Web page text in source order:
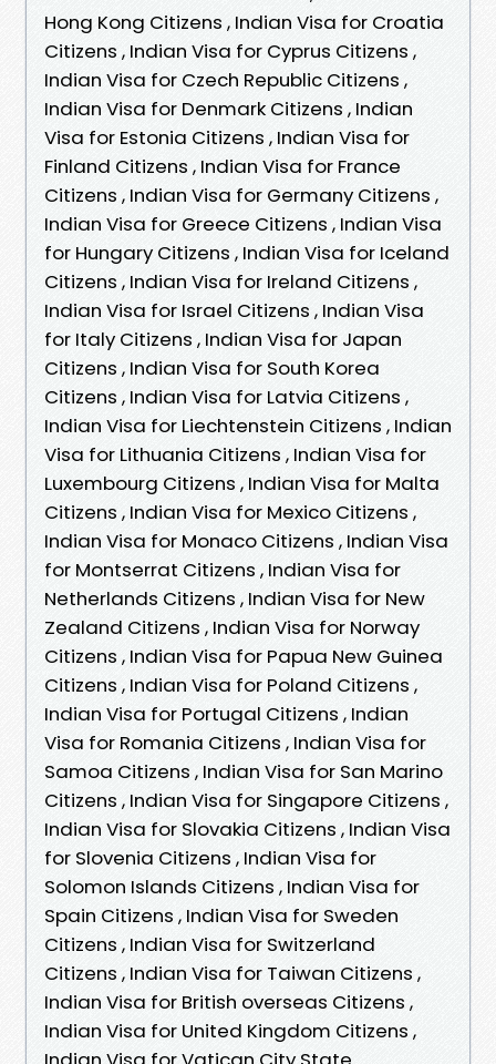
Hong Kong Citizens , Indian Visa for Croatia
Citizens , Indian Visa for Cyprus Citizens ,
Indian Visa for Czech Republic Citizens ,
Indian Visa for Denmark Citizens , Indian
Visa for Estonia Citizens , Indian Visa for
Finland Citizens , Indian Visa for France
Citizens , Indian Visa for Germany Citizens ,
Indian Visa for Greece Citizens , Indian Visa
for Hungary Citizens , Indian Visa for Iceland
Citizens , Indian Visa for Ireland Citizens ,
Indian Visa for Israel Citizens , Indian Visa
for Italy Citizens , Indian Visa for Japan
Citizens , Indian Visa for South Korea
Citizens , Indian Visa for Latvia Citizens ,
Indian Visa for Liechtenstein Citizens , Indian
Visa for Lithuania Citizens , Indian Visa for
Luxembourg Citizens , Indian Visa for Malta
Citizens , Indian Visa for Mexico Citizens ,
Indian Visa for Monaco Citizens , Indian Visa
for Montserrat Citizens , Indian Visa for
Netherlands Citizens , Indian Visa for New
Zealand Citizens , Indian Visa for Norway
Citizens , Indian Visa for Papua New Guinea
Citizens , Indian Visa for Poland Citizens ,
Indian Visa for Portugal Citizens , Indian
Visa for Romania Citizens , Indian Visa for
Samoa Citizens , Indian Visa for San Marino
Citizens , Indian Visa for Singapore Citizens ,
Indian Visa for Slovakia Citizens , Indian Visa
for Slovenia Citizens , Indian Visa for
Solomon Islands Citizens , Indian Visa for
Spain Citizens , Indian Visa for Sweden
Citizens , Indian Visa for Switzerland
Citizens , Indian Visa for Taiwan Citizens ,
Indian Visa for British overseas Citizens ,
Indian Visa for United Kingdom Citizens ,